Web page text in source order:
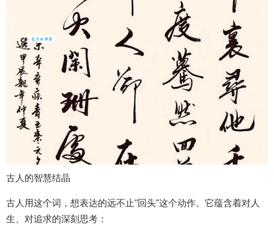
古人的智慧结晶
古人用这个词，想表达的远不止"回头"这个动作。它蕴含着对人
生、对追求的深刻思考：